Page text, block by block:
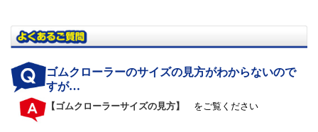
ゴムクローラーのサイズの見方がわからないので
すが…
【ゴムクローラーサイズの見方】 をご覧ください